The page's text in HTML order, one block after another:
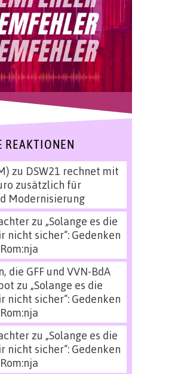
REAKTIONEN
zu DSW21 rechnet mit
zusätzlich für
Modernisierung
zu „Solange es die
nicht sicher“: Gedenken
die GFF und VVN-BdA
zu „Solange es die
nicht sicher“: Gedenken
zu „Solange es die
nicht sicher“: Gedenken